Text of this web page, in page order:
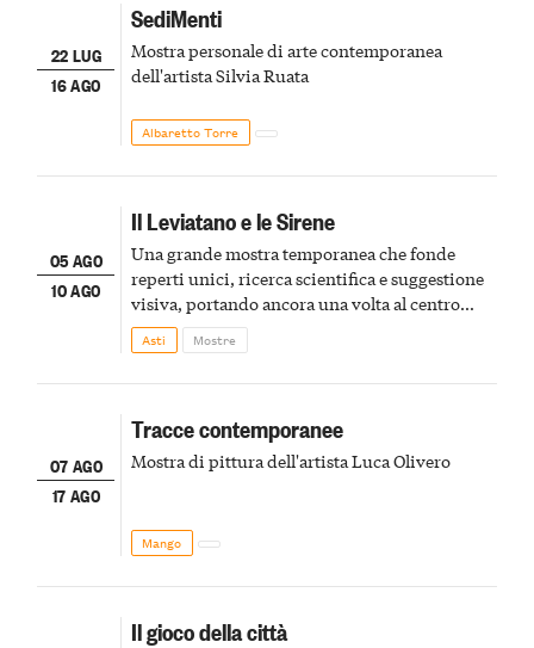
22 LUG
16 AGO
SediMenti
Mostra personale di arte contemporanea
dell'artista Silvia Ruata
Albaretto Torre
05 AGO
10 AGO
Il Leviatano e le Sirene
Una grande mostra temporanea che fonde
reperti unici, ricerca scientifica e suggestione
visiva, portando ancora una volta al centro
della scena le meraviglie del passato astigiano
Asti Mostre
07 AGO
17 AGO
Tracce contemporanee
Mostra di pittura dell'artista Luca Olivero
Mango
Il gioco della città